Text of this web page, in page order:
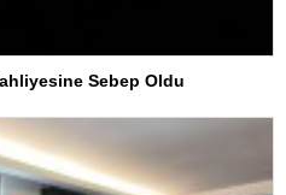
Sebep Oldu